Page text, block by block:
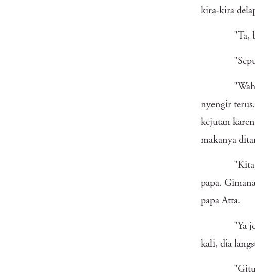
kira-kira
"Ta,
nyengir
kejutan
makanya
"Kita
papa.
papa Atta.
"Ya
kali, dia